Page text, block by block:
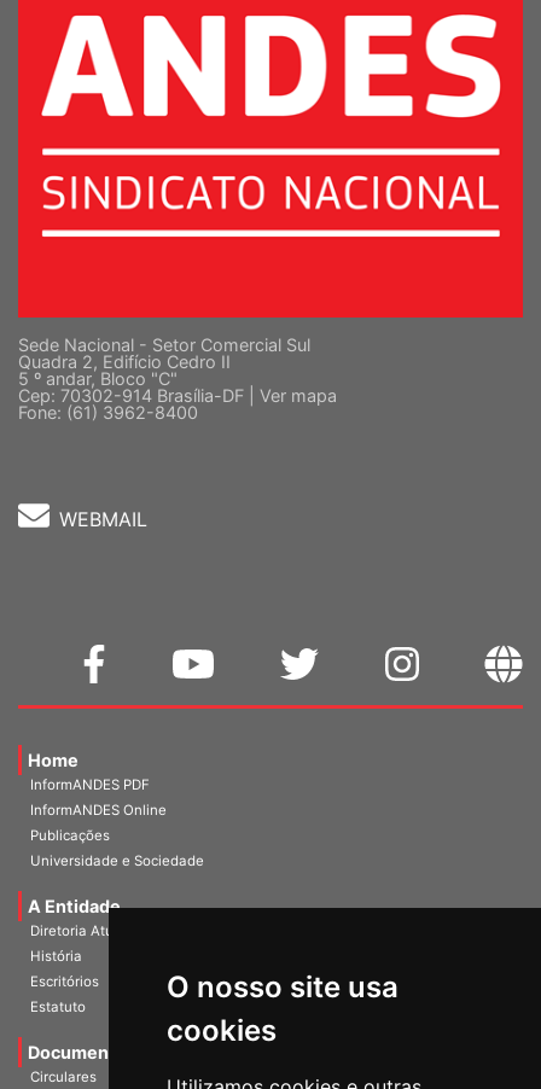
O nosso site usa
cookies
Sede Nacional - Setor Comercial Sul
Quadra 2, Edifício Cedro II
5 º andar, Bloco "C"
Cep: 70302-914 Brasília-DF | Ver mapa
Fone: (61) 3962-8400
WEBMAIL
Home
InformANDES PDF
InformANDES Online
Publicações
Universidade e Sociedade
A Entidade
Diretoria Atual
História
Escritórios
Estatuto
Documentos
Circulares